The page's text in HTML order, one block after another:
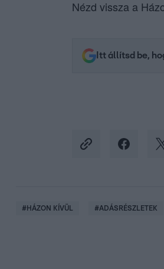
Nézd vissza a
Itt állítsd be,
#HÁZON KÍVÜL #ADÁSRÉSZLETEK